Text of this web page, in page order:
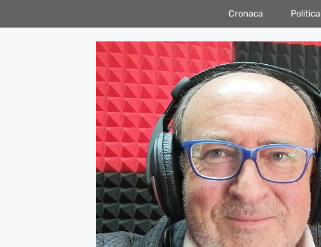
al
Cronaca Politica